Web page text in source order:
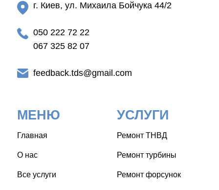
МЕНЮ
Главная
О нас
Все услуги
г. Киев, ул. Михаила Бойчука 44/2
050 222 72 22
067 325 82 07
feedback.tds@gmail.com
УСЛУГИ
Ремонт ТНВД
Ремонт турбины
Ремонт форсунок